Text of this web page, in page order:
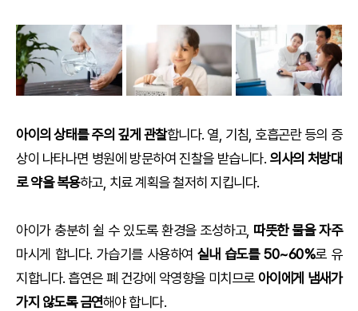
아이의 상태를 주의 깊게 관찰합니다. 열, 기침, 호흡곤란 등의 증
상이 나타나면 병원에 방문하여 진찰을 받습니다. 의사의 처방대
로 약을 복용하고, 치료 계획을 철저히 지킵니다.
아이가 충분히 쉴 수 있도록 환경을 조성하고, 따뜻한 물을 자주
마시게 합니다. 가습기를 사용하여 실내 습도를 50~60%로 유
지합니다. 흡연은 폐 건강에 악영향을 미치므로 아이에게 냄새가
가지 않도록 금연해야 합니다.